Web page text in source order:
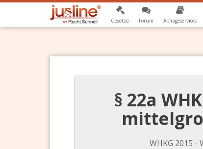
Gesetze Forum Abfrageservices
§ 22a
WHKG 2015 -